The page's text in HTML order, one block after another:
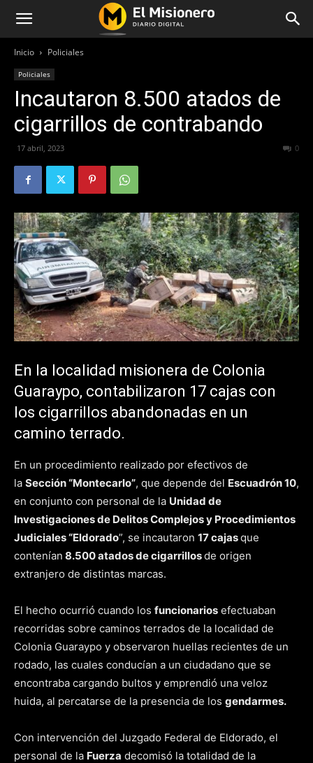
Inicio Policiales
Policiales
Incautaron 8.500 atados de
cigarrillos de contrabando
17 abril, 2023 0
En la localidad misionera de Colonia
Guaraypo, contabilizaron 17 cajas con
los cigarrillos abandonadas en un
camino terrado.
En un procedimiento realizado por efectivos de
la Sección “Montecarlo”, que depende del Escuadrón 10,
en conjunto con personal de la Unidad de
Investigaciones de Delitos Complejos y Procedimientos
Judiciales “Eldorado”, se incautaron 17 cajasque
contenían 8.500 atados de cigarrillosde origen
extranjero de distintas marcas.
El hecho ocurrió cuando los funcionarios efectuaban
recorridas sobre caminos terrados de la localidad de
Colonia Guaraypo y observaron huellas recientes de un
rodado, las cuales conducían a un ciudadano que se
encontraba cargando bultos y emprendió una veloz
huida, al percatarse de la presencia de los gendarmes.
Con intervención del Juzgado Federal de Eldorado, el
personal de la Fuerza decomisó la totalidad de la